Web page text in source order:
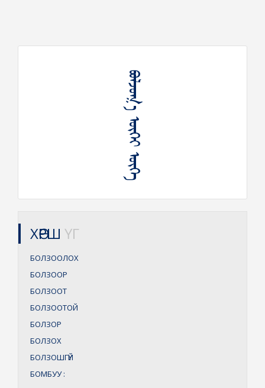
ᠪᠣᠯᠵᠤᠭ᠎ᠠ ᠦᠭᠡᠶ ᠦᠭᠡ
ХӨРШ ҮГ
БОЛЗООЛОХ
БОЛЗООР
БОЛЗООТ
БОЛЗООТОЙ
БОЛЗОР
БОЛЗОХ
БОЛЗОШГҮЙ
БОМБУУ: